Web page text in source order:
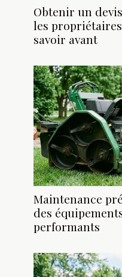
Obtenir un
les
savoir avant
Maintenance
des
performants